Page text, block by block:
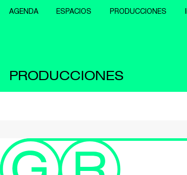
AGENDA ESPACIOS PRODUCCIONES
PRODUCCIONES